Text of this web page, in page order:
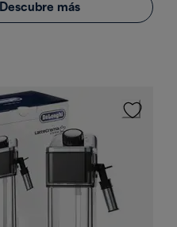
Descubre más